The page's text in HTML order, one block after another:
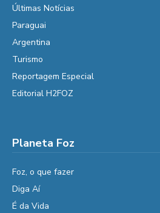
Últimas Notícias
Paraguai
Argentina
Turismo
Reportagem Especial
Editorial H2FOZ
Planeta Foz
Foz, o que fazer
Diga Aí
É da Vida